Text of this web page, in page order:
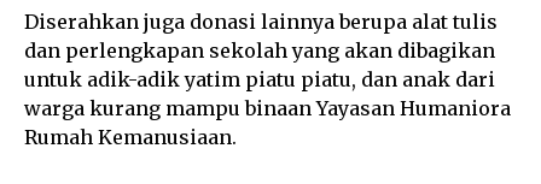
Diserahkan juga donasi lainnya berupa alat tulis
dan perlengkapan sekolah yang akan dibagikan
untuk adik-adik yatim piatu piatu, dan anak dari
warga kurang mampu binaan Yayasan Humaniora
Rumah Kemanusiaan.